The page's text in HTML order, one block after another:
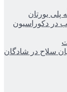
پلی یورتان
در دکوراسیون
سلاح در شادگان